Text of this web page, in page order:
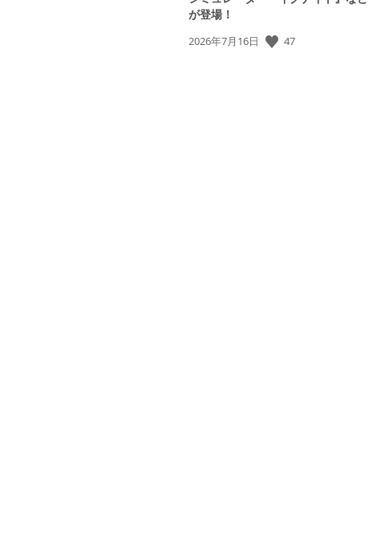
が登場！
公
2026年7月16日 47